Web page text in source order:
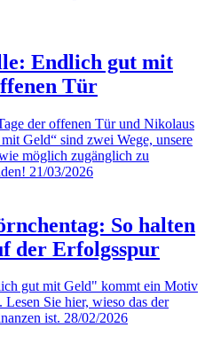
Endlich gut mit
Tür
der offenen Tür und Nikolaus
Geld“ sind zwei Wege, unsere
möglich zugänglich zu
21/03/2026
So halten
der Erfolgsspur
gut mit Geld" kommt ein Motiv
Sie hier, wieso das der
ist. 28/02/2026